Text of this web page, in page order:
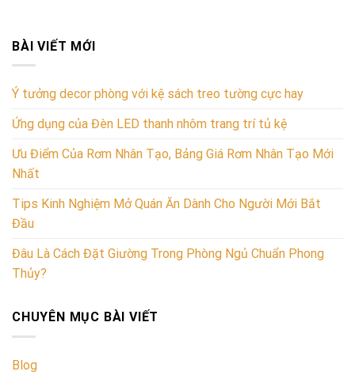
BÀI VIẾT MỚI
Ý tưởng decor phòng với kệ sách treo tường cực hay
Ứng dụng của Đèn LED thanh nhôm trang trí tủ kệ
Ưu Điểm Của Rơm Nhân Tạo, Bảng Giá Rơm Nhân Tạo Mới
Nhất
Tips Kinh Nghiệm Mở Quán Ăn Dành Cho Người Mới Bắt
Đầu
Đâu Là Cách Đặt Giường Trong Phòng Ngủ Chuẩn Phong
Thủy?
CHUYÊN MỤC BÀI VIẾT
Blog